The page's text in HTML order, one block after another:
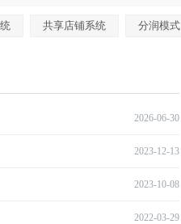
共享店铺系统 分润模式
2026-06-30
2023-12-13
2023-10-08
2022-03-29